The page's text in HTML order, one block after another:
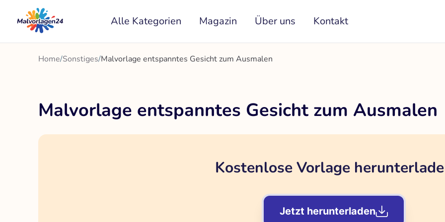
Inhalt
springen
Alle Kategorien Magazin Über uns Kontakt
Home/Sonstiges/Malvorlage entspanntes Gesicht zum Ausmalen
Malvorlage entspanntes Gesicht zum Ausmalen
Kostenlose Vorlage
Jetzt herunterladen